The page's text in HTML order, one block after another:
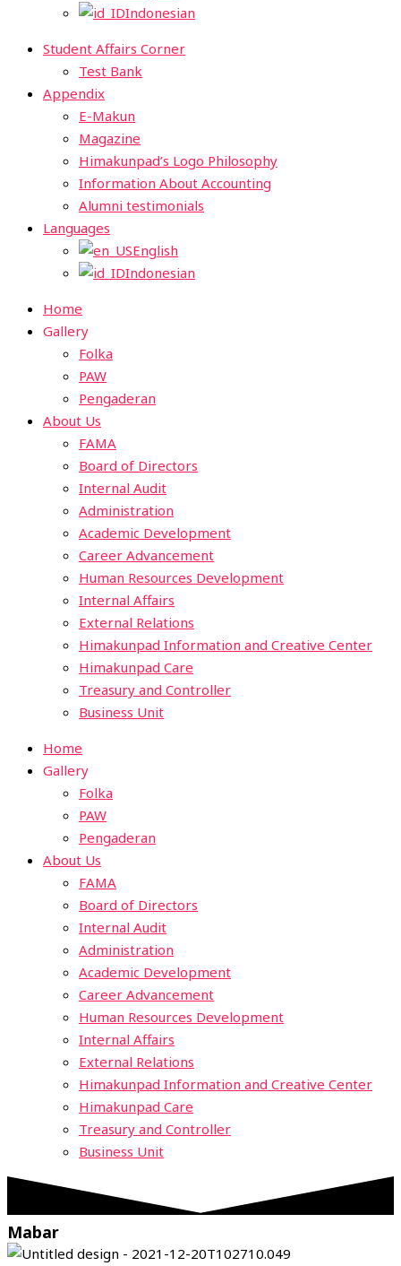
Indonesian
Student Affairs Corner
Test Bank
Appendix
E-Makun
Magazine
Himakunpad’s Logo Philosophy
Information About Accounting
Alumni testimonials
Languages
English
Indonesian
Home
Gallery
Folka
PAW
Pengaderan
About Us
FAMA
Board of Directors
Internal Audit
Administration
Academic Development
Career Advancement
Human Resources Development
Internal Affairs
External Relations
Himakunpad Information and Creative Center
Himakunpad Care
Treasury and Controller
Business Unit
Home
Gallery
Folka
PAW
Pengaderan
About Us
FAMA
Board of Directors
Internal Audit
Administration
Academic Development
Career Advancement
Human Resources Development
Internal Affairs
External Relations
Himakunpad Information and Creative Center
Himakunpad Care
Treasury and Controller
Business Unit
Mabar